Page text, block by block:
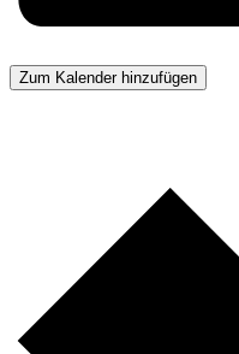
Zum Kalender hinzufügen